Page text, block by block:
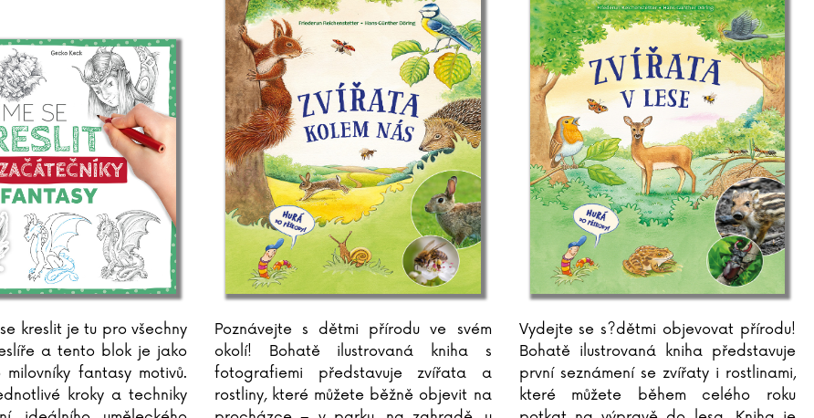
kreslit je tu pro všechny
a tento blok je jako
fantasy motivů.
kroky a techniky
Poznávejte s dětmi přírodu ve svém
okolí! Bohatě ilustrovaná kniha s
fotografiemi představuje zvířata a
rostliny, které můžete běžně objevit na
Vydejte se s?dětmi objevovat přírodu!
Bohatě ilustrovaná kniha představuje
první seznámení se zvířaty i rostlinami,
které můžete během celého roku